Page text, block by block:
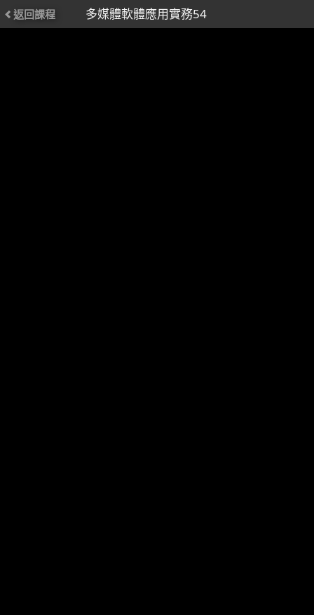
返回課程 多媒體軟體應用實務54